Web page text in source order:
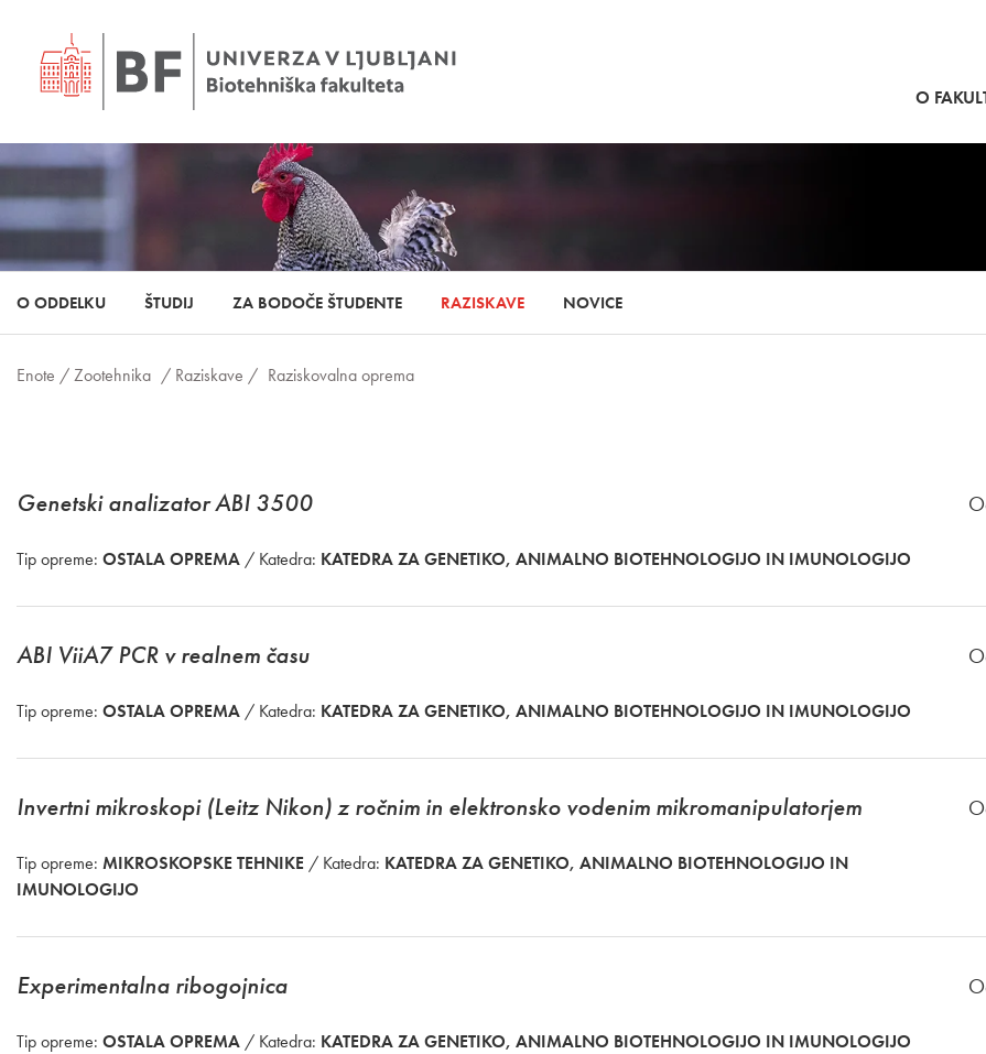
O
O ODDELKU ŠTUDIJ ZA BODOČE ŠTUDENTE RAZISKAVE NOVICE
Enote /Zootehnika / Raziskave / Raziskovalna oprema
Genetski analizator ABI 3500
Tip opreme: OSTALA OPREMA / Katedra: KATEDRA ZA GENETIKO, ANIMALNO BIOTEHNOLOGIJO IN IMUNOLOGIJO
ABI ViiA7 PCR v realnem času
Tip opreme: OSTALA OPREMA / Katedra: KATEDRA ZA GENETIKO, ANIMALNO BIOTEHNOLOGIJO IN IMUNOLOGIJO
Invertni mikroskopi (Leitz Nikon) z ročnim in elektronsko vodenim mikromanipulatorjem
Tip opreme: MIKROSKOPSKE TEHNIKE / Katedra: KATEDRA ZA GENETIKO, ANIMALNO BIOTEHNOLOGIJO IN
IMUNOLOGIJO
Experimentalna ribogojnica
Tip opreme: OSTALA OPREMA / Katedra: KATEDRA ZA GENETIKO, ANIMALNO BIOTEHNOLOGIJO IN IMUNOLOGIJO